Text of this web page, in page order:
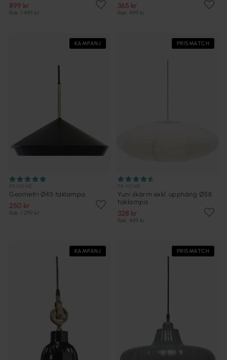
899 kr
Rek. 1 499 kr
365 kr
Rek. 499 kr
KAMPANJ
Geometri Ø45 taklampa
250 kr
Rek. 1 299 kr
PRISMATCH
Yuni skärm exkl. upphäng Ø58
taklampa
328 kr
Rek. 449 kr
KAMPANJ PRISMATCH